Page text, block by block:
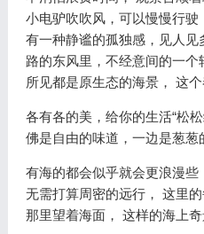
小电驴吹吹风，可以慢慢行驶
有一种静谧的孤独感，见人
路的东风里，不经意间的一
所见都是原生态的海景， 这个
各有各的美，给你的生活“松
佛是自由的味道，一边是葱葱
有海的都会似乎就会更浪漫些
无需打算周密的远行， 这里
那里望着海面， 这样的海上奇